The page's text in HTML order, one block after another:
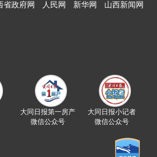
省政府网 人民网 新华网 山西新闻网
大同日报第一房产
微信公众号
大同日报小记者
微信公众号